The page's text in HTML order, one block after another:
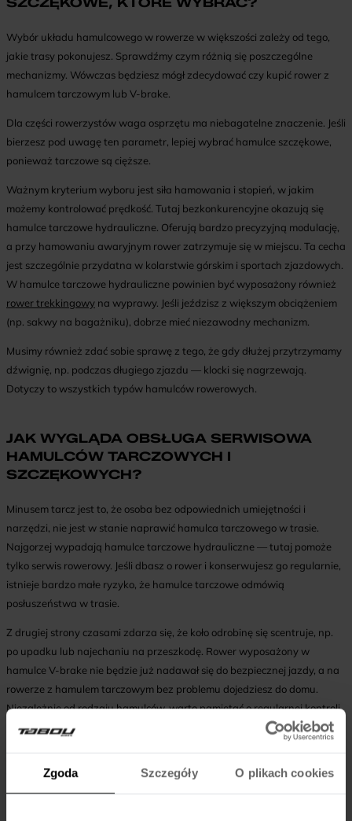
Zgoda Szczegóły O plikach cookies
Wybór układu hamulcowego w rowerze w większości zależy od tego,
jakie trasy pokonujesz. Sprawdźmy czym różnią się poszczególne
mechanizmy. Wówczas będziesz mógł zdecydować czy kupić rower z
hamulcem tarczowym lub V-brake.
Dla części rowerzystów waga osprzętu ma niebagatelne znaczenie. Jeśli
bierzesz pod uwagę ten parametr, lepiej wybrać hamulce szczękowe,
ponieważ tarczowe są cięższe.
Ważnym kryterium wyboru jest siła hamowania i stopień, w jakim
możemy kontrolować prędkość. Tutaj bezkonkurencyjne okazują się
hamulce tarczowe hydrauliczne. Oferują bardzo precyzyjną modulację,
a przy hamowaniu awaryjnym rower zatrzymuje się w miejscu. Ta cecha
jest szczególnie przydatna w kolarstwie górskim i sportach zjazdowych.
W hamulce tarczowe hydrauliczne powinien być wyposażony również
rower trekkingowy na wyprawy. Jeśli jeździsz z większym obciążeniem
(np. sakwy na bagażniku), dobrze mieć niezawodny mechanizm.
Musimy również zdać sobie sprawę z tego, że gdy dłużej przytrzymamy
dźwignię, np. podczas długiego zjazdu — klocki się nagrzewają.
Dotyczy to wszystkich typów hamulców rowerowych.
JAK WYGLĄDA OBSŁUGA SERWISOWA
HAMULCÓW TARCZOWYCH I
SZCZĘKOWYCH?
Minusem tarcz jest to, że osoba bez odpowiednich umiejętności i
narzędzi, nie jest w stanie naprawić hamulca tarczowego w trasie.
Najgorzej wypadają hamulce tarczowe hydrauliczne — tutaj pomoże
tylko serwis rowerowy. Jeśli dbasz o rower i konserwujesz go regularnie,
istnieje bardzo małe ryzyko, że hamulce tarczowe odmówią
posłuszeństwa w trasie.
Z drugiej strony czasami zdarza się, że koło odrobinę się scentruje, np.
po upadku lub najechaniu na przeszkodę. Rower wyposażony w
hamulce V-brake nie będzie już nadawał się do bezpiecznej jazdy, a na
rowerze z hamulem tarczowym bez problemu dojedziesz do domu.
Niezależnie od rodzaju hamulców, warto pamiętać o regularnej kontroli
ich stanu. Najlepiej zrobić to w profesjonalnym serwisie.
Jednym z najczęściej zgłaszanych problemów z hamulcami V-brake jest
to, że powodują zużycie obręczy. Im częściej i intensywniej korzysta się z
roweru, tym szybciej się one wytrą.